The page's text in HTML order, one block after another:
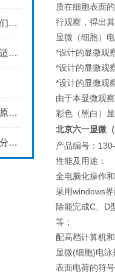
关于移液器的日常保养我们需要做哪些
舒美数控超声波清洗器的适用范围和工作原理
爱拓数显型折射计的工作原理和使用方法介绍
六一琼脂糖水平电泳仪：分子生物学的精密分离工具
质在细胞表面
行观察，得出
显微（细胞）
*设计的显微观
*设计的显微观
*设计的显微观
由于本显微观
彩色（黑白）
北京六一显微
产品编号：
性能及用途：
全电脑化操作
采用windows
除能完成C、 D
等；
配高档计算机
显微(细胞)电泳
表面电荷的符